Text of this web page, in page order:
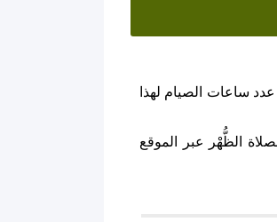
ساعات الصيام لهذا
الظُّهْر عبر الموقع